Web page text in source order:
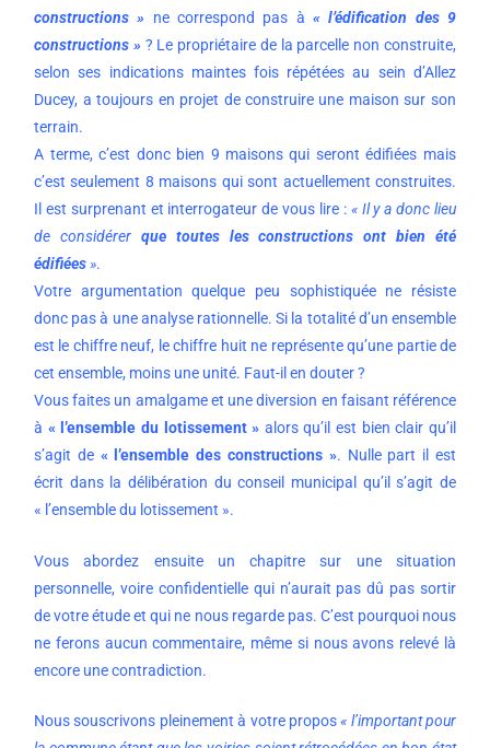
constructions » ne correspond pas à « l’édification des 9
constructions » ? Le propriétaire de la parcelle non construite,
selon ses indications maintes fois répétées au sein d’Allez
Ducey, a toujours en projet de construire une maison sur son
terrain.
A terme, c’est donc bien 9 maisons qui seront édifiées mais
c’est seulement 8 maisons qui sont actuellement construites.
Il est surprenant et interrogateur de vous lire : « Il y a donc lieu
de considérer que toutes les constructions ont bien été
édifiées».
Votre argumentation quelque peu sophistiquée ne résiste
donc pas à une analyse rationnelle. Si la totalité d’un ensemble
est le chiffre neuf, le chiffre huit ne représente qu’une partie de
cet ensemble, moins une unité. Faut-il en douter ?
Vous faites un amalgame et une diversion en faisant référence
à « l’ensemble du lotissement » alors qu’il est bien clair qu’il
s’agit de « l’ensemble des constructions ». Nulle part il est
écrit dans la délibération du conseil municipal qu’il s’agit de
« l’ensemble du lotissement ».
Vous abordez ensuite un chapitre sur une situation
personnelle, voire confidentielle qui n’aurait pas dû pas sortir
de votre étude et qui ne nous regarde pas. C’est pourquoi nous
ne ferons aucun commentaire, même si nous avons relevé là
encore une contradiction.
Nous souscrivons pleinement à votre propos« l’important pour